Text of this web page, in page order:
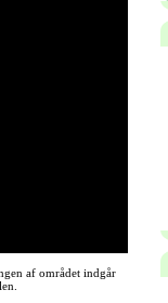
af området indgår